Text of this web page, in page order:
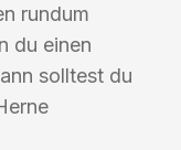
rundum
du einen
solltest du